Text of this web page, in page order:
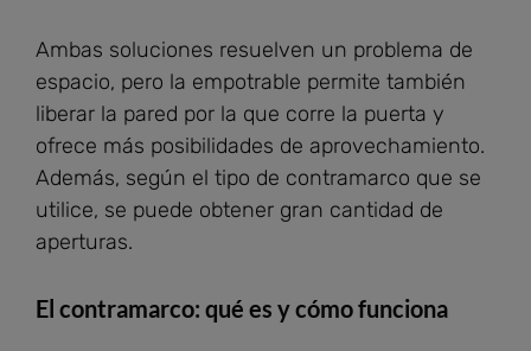
Ambas soluciones resuelven un problema de
espacio, pero la empotrable permite también
liberar la pared por la que corre la puerta y
ofrece más posibilidades de aprovechamiento.
Además, según el tipo de contramarco que se
utilice, se puede obtener gran cantidad de
aperturas.
El contramarco: qué es y cómo funciona